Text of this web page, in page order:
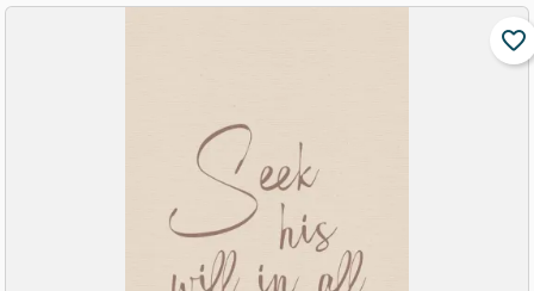
favorite_border